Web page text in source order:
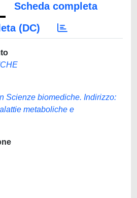
Scheda completa
(DC)
Scienze biomediche. Indirizzo:
metaboliche e